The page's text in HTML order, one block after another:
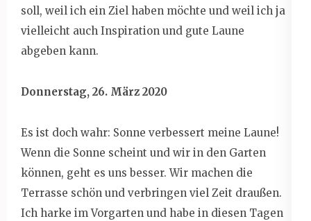
soll, weil ich ein Ziel haben möchte und weil ich ja
vielleicht auch Inspiration und gute Laune
abgeben kann.
Donnerstag, 26. März 2020
Es ist doch wahr: Sonne verbessert meine Laune!
Wenn die Sonne scheint und wir in den Garten
können, geht es uns besser. Wir machen die
Terrasse schön und verbringen viel Zeit draußen.
Ich harke im Vorgarten und habe in diesen Tagen